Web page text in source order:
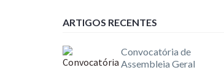
ARTIGOS RECENTES
Convocatória de
Assembleia Geral